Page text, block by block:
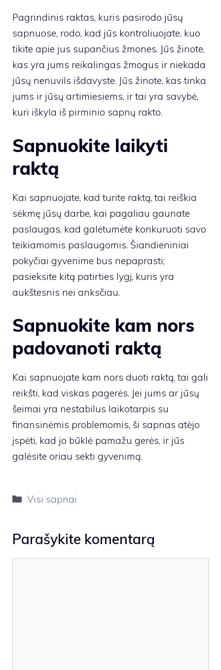
Pagrindinis raktas, kuris pasirodo jūsų
sapnuose, rodo, kad jūs kontroliuojate, kuo
tikite apie jus supančius žmones. Jūs žinote,
kas yra jums reikalingas žmogus ir niekada
jūsų nenuvils išdavyste. Jūs žinote, kas tinka
jums ir jūsų artimiesiems, ir tai yra savybė,
kuri iškyla iš pirminio sapnų rakto.
Sapnuokite laikyti
raktą
Kai sapnuojate, kad turite raktą, tai reiškia
sėkmę jūsų darbe, kai pagaliau gaunate
paslaugas, kad galėtumėte konkuruoti savo
teikiamomis paslaugomis. Šiandieniniai
pokyčiai gyvenime bus nepaprasti;
pasieksite kitą patirties lygį, kuris yra
aukštesnis nei anksčiau.
Sapnuokite kam nors
padovanoti raktą
Kai sapnuojate kam nors duoti raktą, tai gali
reikšti, kad viskas pagerės. Jei jums ar jūsų
šeimai yra nestabilus laikotarpis su
finansinėmis problemomis, ši sapnas atėjo
įspėti, kad jo būklė pamažu gerės, ir jūs
galėsite oriau sekti gyvenimą.
Kategorijos
Visi sapnai
Parašykite komentarą